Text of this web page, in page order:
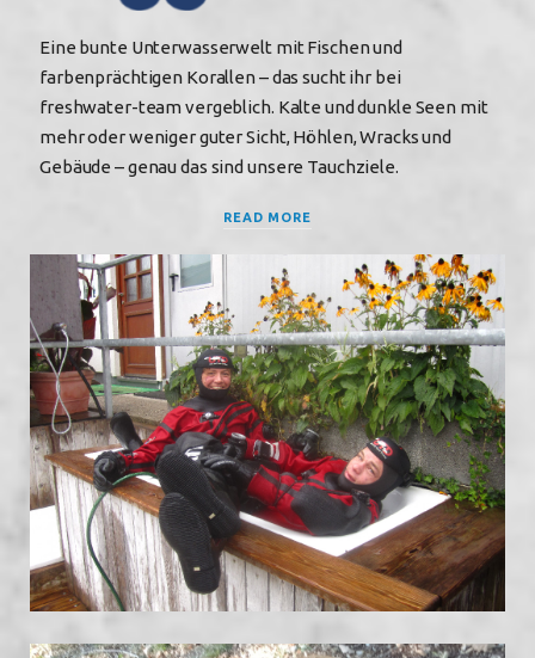
Eine bunte Unterwasserwelt mit Fischen und
farbenprächtigen Korallen – das sucht ihr bei
freshwater-team vergeblich. Kalte und dunkle Seen mit
mehr oder weniger guter Sicht, Höhlen, Wracks und
Gebäude – genau das sind unsere Tauchziele.
READ MORE